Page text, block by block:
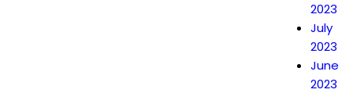
2023
July
2023
June
2023